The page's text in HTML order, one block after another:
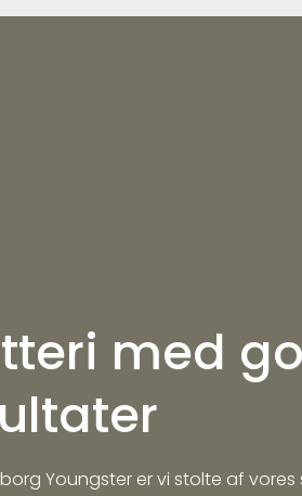
med
Youngster er vi stolte af